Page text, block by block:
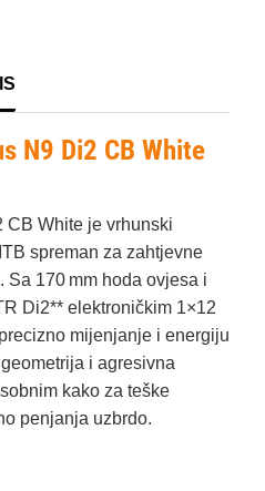
N9 Di2 CB White
CB White je vrhunski
spreman za zahtjevne
Sa 170 mm hoda ovjesa i
Di2** elektroničkim 1×12
mijenjanje i energiju
i agresivna
kako za teške
penjanja uzbrdo.